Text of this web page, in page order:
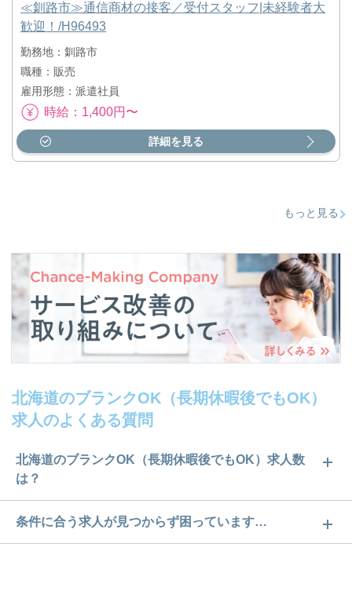
≪釧路市≫通信商材の接客／受付スタッフ|未経験者大
歓迎！/H96493
勤務地：釧路市
職種：販売
雇用形態：派遣社員
時給：1,400円〜
詳細を見る
もっと見る
北海道のブランクOK（長期休暇後でもOK）
求人のよくある質問
北海道のブランクOK（長期休暇後でもOK）求人数
は？
北海道のブランクOK（長期休暇後でもOK）求人数
は691件です。どのような求人があるかぜひチェック
条件に合う求人が見つからず困っています…